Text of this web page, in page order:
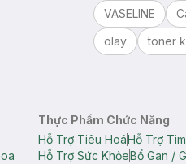
VASELINE
olay
toner
Thực Phẩm Chức Năng
Hỗ Trợ Tiêu HoáHỗ Trợ
Hỗ Trợ Sức KhỏeBổ Gan /